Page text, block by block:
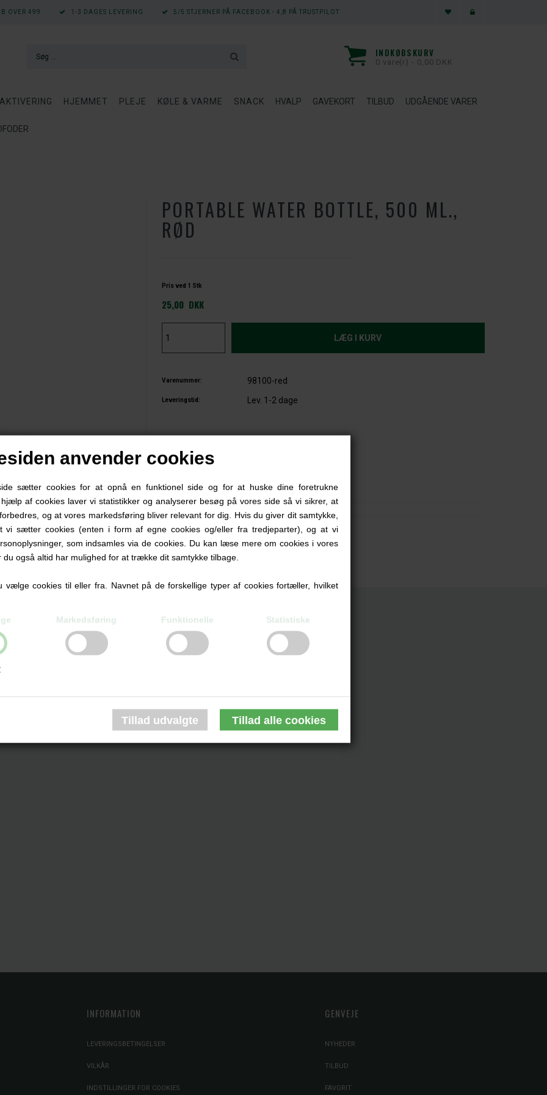
anvender cookies
sætter cookies for at opnå en funktionel side og for at huske dine foretrukne
hjælp af cookies laver vi statistikker og analyserer besøg på vores side så vi sikrer, at
og at vores markedsføring bliver relevant for dig. Hvis du giver dit samtykke,
vi sætter cookies (enten i form af egne cookies og/eller fra tredjeparter), og at vi
som indsamles via de cookies. Du kan læse mere om cookies i vores
du også altid har mulighed for at trække dit samtykke tilbage.
vælge cookies til eller fra. Navnet på de forskellige typer af cookies fortæller, hvilket
Markedsføring Funktionelle Statistiske
OVER 499 1-3 DAGES LEVERING 5/5 STJERNER PÅ FACEBOOK - 4,8 PÅ TRUSTPILOT
INDKØBSKURV
0 vare(r) - 0,00 DKK
AKTIVERING HJEMMET PLEJE KØLE & VARME SNACK HVALP GAVEKORT TILBUD UDGÅENDE VARER
PORTABLE WATER BOTTLE, 500 ML.,
RØD
Pris ved 1 Stk
25,00 DKK
Varenummer: 98100-red
Leveringstid: Lev. 1-2 dage
Vandflasken er lavet i plast af god kvalitet.
Nem at skille ad ved rengøring.
0 anmeldelser
Produktet er endnu ikke anmeldt.
I FØLGENDE PRODUKTER
INFORMATION
LEVERINGSBETINGELSER
VILKÅR
INDSTILLINGER FOR COOKIES
GENVEJE
NYHEDER
TILBUD
FAVORIT